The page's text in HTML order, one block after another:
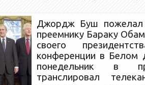
Джордж Буш пожелал
преемнику Бараку
своего
конференции в Белом
понедельник в
транслировал